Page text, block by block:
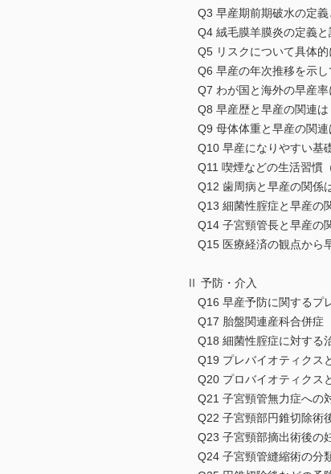
Q3 早産期前期破水の定義
Q4 絨毛膜羊膜炎の定義と
Q5 リスクについて具体的
Q6 早産の年次推移を示し
Q7 わが国と海外の早産率
Q8 早産歴と早産の関連は
Q9 母体体重と早産の関連
Q10 早産になりやすい基
Q11 喫煙などの生活習慣
Q12 歯周病と早産の関係
Q13 細菌性腟症と早産の
Q14 子宮頸管長と早産の
Q15 医療経済の観点から
Ⅱ 予防・介入
Q16 早産予防に関するプ
Q17 胎盤関連産科合併症
Q18 細菌性腟症に対する
Q19 プレバイオティクス
Q20 プロバイオティクス
Q21 子宮頸管無力症への
Q22 子宮頸部円錐切除術
Q23 子宮頸部摘出術後の
Q24 子宮頸管縫縮術の分